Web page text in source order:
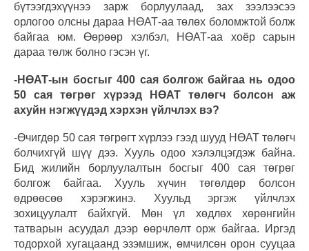
бүтээгдэхүүнээ зарж борлуулаад, зах зээлээсээ
орлогоо олсны дараа НӨАТ-аа төлөх боломжтой болж
байгаа юм. Өөрөөр хэлбэл, НӨАТ-аа хоёр сарын
дараа төлж болно гэсэн үг.
-НӨАТ-ын босгыг 400 сая болгож байгаа нь одоо
50 сая төгрөг хүрээд НӨАТ төлөгч болсон аж
ахуйн нэгжүүдэд хэрхэн үйлчлэх вэ?
-Өчигдөр 50 сая төгрөгт хүрлээ гээд шууд НӨАТ төлөгч
болчихгүй шүү дээ. Хууль одоо хэлэлцэгдэж байна.
Бид жилийн борлуулалтын босгыг 400 сая төгрөг
болгож байгаа. Хууль хүчин төгөлдөр болсон
өдрөөсөө хэрэгжинэ. Хуульд эргэж үйлчлэх
зохицуулалт байхгүй. Мөн үл хөдлөх хөрөнгийн
татварын асуудал дээр өөрчлөлт орж байгаа. Иргэд
тодорхой хугацаанд эзэмшиж, өмчилсөн орон сууцаа